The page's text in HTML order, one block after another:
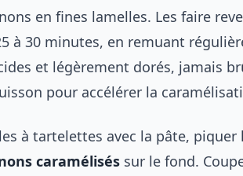
en fines lamelles. Les faire
à 30 minutes, en remuant
et légèrement dorés, jamais
pour accélérer la
à tartelettes avec la pâte,
caramélisés sur le fond.